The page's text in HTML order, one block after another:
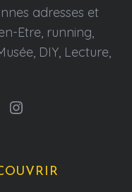
adresses et
Etre, running,
DIY, Lecture,